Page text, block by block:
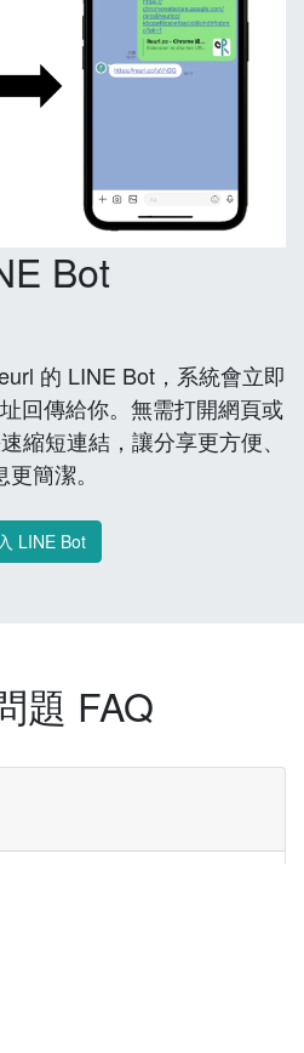
Bot
的 LINE Bot，系統會立即
回傳給你。無需打開網頁或
縮短連結，讓分享更方便、
更簡潔。
LINE Bot
題 FAQ